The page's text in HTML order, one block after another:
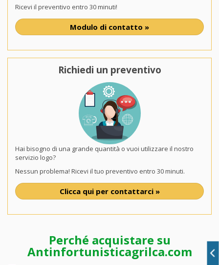
Ricevi il preventivo entro 30 minuti!
Modulo di contatto »
Richiedi un preventivo
Hai bisogno di una grande quantità o vuoi utilizzare il nostro
servizio logo?
Nessun problema! Ricevi il tuo preventivo entro 30 minuti.
Clicca qui per contattarci »
Perché acquistare su
Antinfortunisticagrilca.com